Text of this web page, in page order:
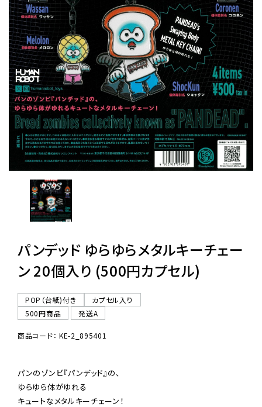
販促用空カプセル
レンタル
景品・玩具・文具
販促用カプセルトイ
よくあるご質問
06-6282-7659
パンデッド ゆらゆらメタルキーチェー
ン 20個入り (500円カプセル)
POP（台紙)付き
カプセル入り
500円商品
発送A
商品コード： KE-2_895401
パンのゾンビ『パンデッド』の、
ゆらゆら体がゆれる
キュートなメタルキーチェーン！